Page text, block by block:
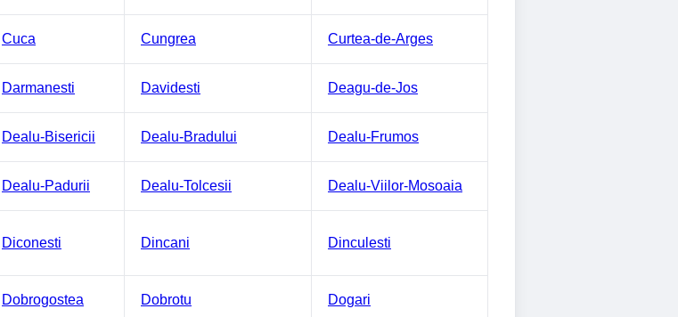
Cuca Cungrea Curtea-de-Arges
Darmanesti Davidesti Deagu-de-Jos
Dealu-Bisericii Dealu-Bradului Dealu-Frumos
Dealu-Padurii Dealu-Tolcesii Dealu-Viilor-Mosoaia
Diconesti Dincani Dinculesti
Dobrogostea Dobrotu Dogari